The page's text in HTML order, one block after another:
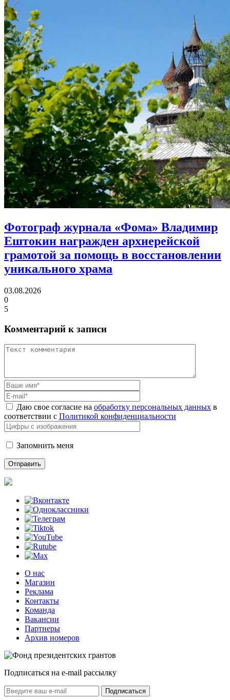
Фотограф журнала «Фома» Владимир
Ештокин награжден архиерейской
грамотой за помощь в восстановлении
уникального храма
03.08.2026
0
5
Комментарий к записи
Даю свое согласие на обработку персональных данных в
соответствии с Политикой конфиденциальности
Запомнить меня
О нас
Магазин
Реклама
Контакты
Команда
Вакансии
Партнеры
Архив номеров
Подписаться на e-mail рассылку
Подписаться